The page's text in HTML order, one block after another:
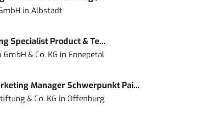
in Albstadt
Specialist Product & Te...
& Co. KG in Ennepetal
Manager Schwerpunkt Pai...
& Co. KG in Offenburg